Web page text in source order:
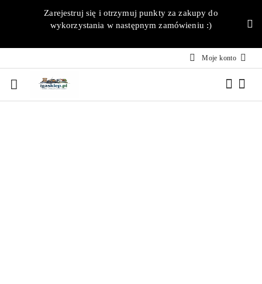
Przejdź do treści głównej
Przejdź do wyszukiwarki
Przejdź do moje konto
Przejdź do menu głównego
Przejdź do opisu produktu
Przejdź do stopki
Zarejestruj się i otrzymuj punkty za zakupy do
wykorzystania w następnym zamówieniu :)
Moje konto